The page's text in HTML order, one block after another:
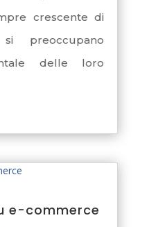
crescente di
preoccupano
delle loro
e-commerce